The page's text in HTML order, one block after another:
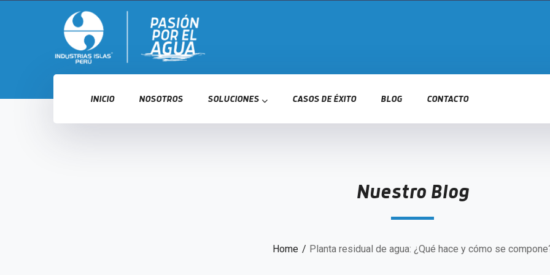
INICIO NOSOTROS SOLUCIONES CASOS DE ÉXITO BLOG CONTACTO
Nuestro Blog
Home Planta residual de agua: ¿Qué hace y cómo se